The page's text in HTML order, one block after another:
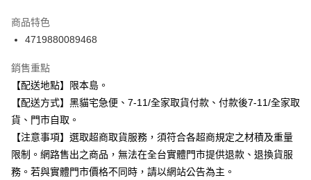
合作金庫商業銀行
華南商業銀行
國泰世華商業銀行
臺灣中小企業銀行
匯豐（台灣）商業銀行
華泰商業銀行
聯邦商業銀行
元大商業銀行
永豐商業銀行
台新國際商業銀行
中國信託商業銀行
台灣樂天信用卡公司
Apple Pay
街口支付
悠遊付
Google Pay
商品特色
4719880089468
銷售重點
【配送地點】限本島。
【配送方式】黑貓宅急便、7-11/全家取貨付款、付款後7-11/全家取
貨、門市自取。
【注意事項】選取超商取貨服務，須符合各超商規定之材積及重量
限制。網路售出之商品，無法在全台實體門市提供退款、退換貨服
務。若與實體門市價格不同時，請以網站公告為主。